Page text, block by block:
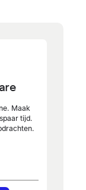
Maak
tijd.